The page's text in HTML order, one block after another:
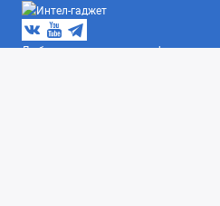
Любое несоответствие информации